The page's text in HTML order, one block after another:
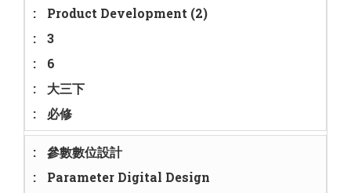
Product Development (2)
3
6
大三下
必修
參數數位設計
Parameter Digital Design